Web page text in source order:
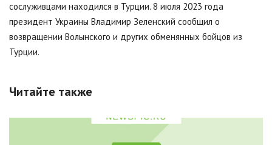
сослуживцами находился в Турции. 8 июля 2023 года
президент Украины Владимир Зеленский сообщил о
возвращении Волынского и других обменянных бойцов из
Турции.
Читайте также